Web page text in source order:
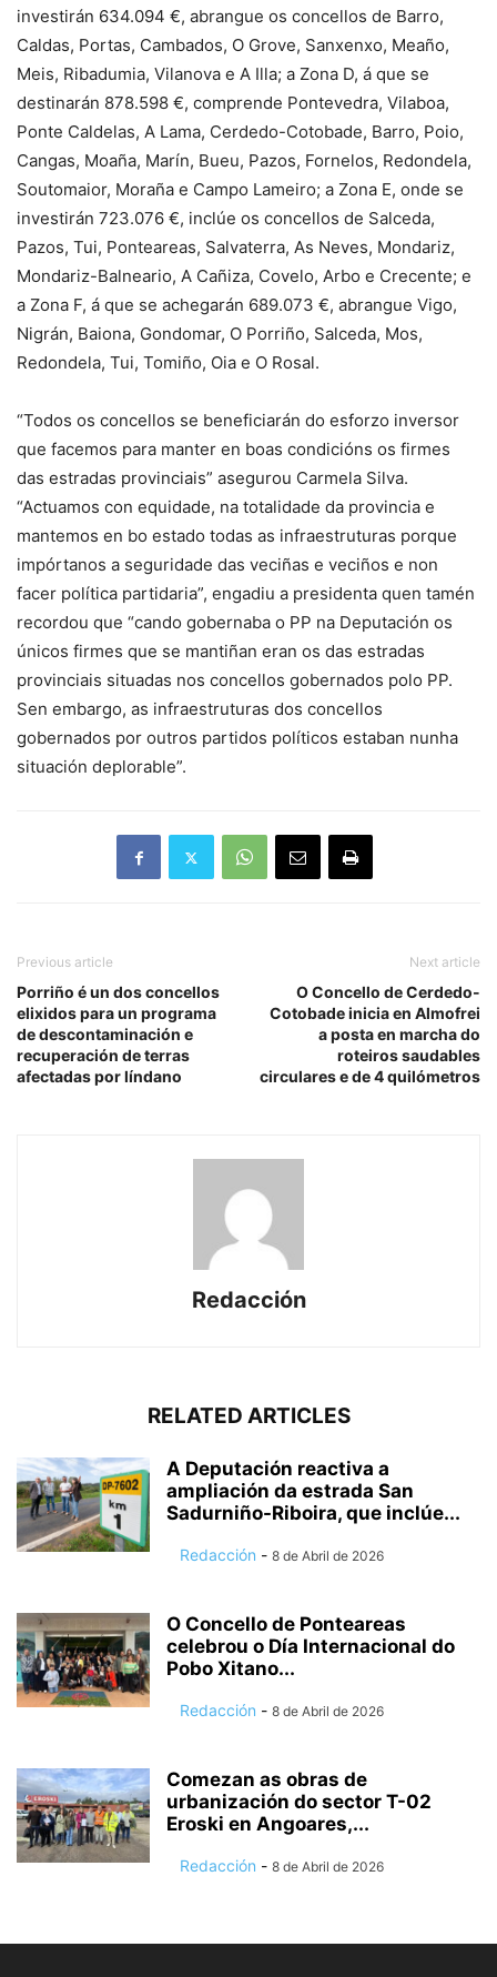
investirán 634.094 €, abrangue os concellos de Barro,
Caldas, Portas, Cambados, O Grove, Sanxenxo, Meaño,
Meis, Ribadumia, Vilanova e A Illa; a Zona D, á que se
destinarán 878.598 €, comprende Pontevedra, Vilaboa,
Ponte Caldelas, A Lama, Cerdedo-Cotobade, Barro, Poio,
Cangas, Moaña, Marín, Bueu, Pazos, Fornelos, Redondela,
Soutomaior, Moraña e Campo Lameiro; a Zona E, onde se
investirán 723.076 €, inclúe os concellos de Salceda,
Pazos, Tui, Ponteareas, Salvaterra, As Neves, Mondariz,
Mondariz-Balneario, A Cañiza, Covelo, Arbo e Crecente; e
a Zona F, á que se achegarán 689.073 €, abrangue Vigo,
Nigrán, Baiona, Gondomar, O Porriño, Salceda, Mos,
Redondela, Tui, Tomiño, Oia e O Rosal.
“Todos os concellos se beneficiarán do esforzo inversor
que facemos para manter en boas condicións os firmes
das estradas provinciais” asegurou Carmela Silva.
“Actuamos con equidade, na totalidade da provincia e
mantemos en bo estado todas as infraestruturas porque
impórtanos a seguridade das veciñas e veciños e non
facer política partidaria”, engadiu a presidenta quen tamén
recordou que “cando gobernaba o PP na Deputación os
únicos firmes que se mantiñan eran os das estradas
provinciais situadas nos concellos gobernados polo PP.
Sen embargo, as infraestruturas dos concellos
gobernados por outros partidos políticos estaban nunha
situación deplorable”.
Previous article
Porriño é un dos concellos
elixidos para un programa
de descontaminación e
recuperación de terras
afectadas por líndano
Next article
O Concello de Cerdedo-
Cotobade inicia en Almofrei
a posta en marcha do
roteiros saudables
circulares e de 4 quilómetros
Redacción
RELATED ARTICLES
A Deputación reactiva a
ampliación da estrada San
Sadurniño-Riboira, que inclúe...
Redacción - 8 de Abril de 2026
O Concello de Ponteareas
celebrou o Día Internacional do
Pobo Xitano...
Redacción - 8 de Abril de 2026
Comezan as obras de
urbanización do sector T-02
Eroski en Angoares,...
Redacción - 8 de Abril de 2026